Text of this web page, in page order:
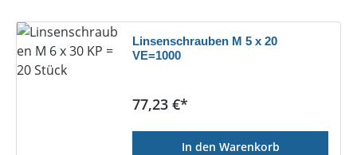
Linsenschrauben M 5 x 20
VE=1000
Regulärer Preis:
77,23 €*
In den Warenkorb